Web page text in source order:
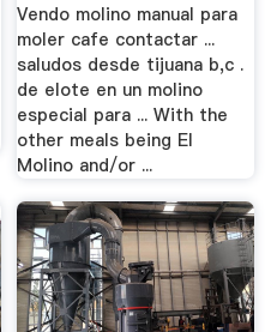
Vendo molino manual para
moler cafe contactar ...
saludos desde tijuana b,c .
de elote en un molino
especial para ... With the
other meals being El
Molino and/or ...